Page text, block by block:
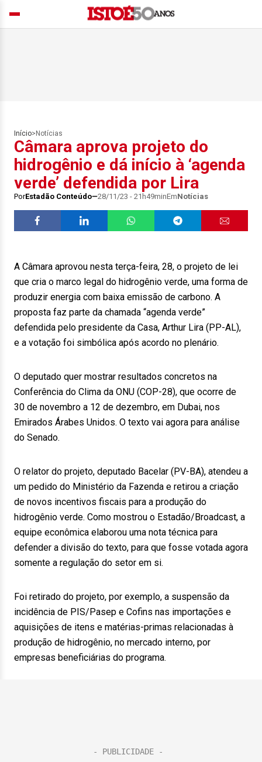
Início> Notícias
Câmara aprova projeto do
hidrogênio e dá início à ‘agenda
verde’ defendida por Lira
PorEstadão Conteúdo 28/11/23 - 21h49minEmNotícias
A Câmara aprovou nesta terça-feira, 28, o projeto de lei
que cria o marco legal do hidrogênio verde, uma forma de
produzir energia com baixa emissão de carbono. A
proposta faz parte da chamada “agenda verde”
defendida pelo presidente da Casa, Arthur Lira (PP-AL),
e a votação foi simbólica após acordo no plenário.
O deputado quer mostrar resultados concretos na
Conferência do Clima da ONU (COP-28), que ocorre de
30 de novembro a 12 de dezembro, em Dubai, nos
Emirados Árabes Unidos. O texto vai agora para análise
do Senado.
O relator do projeto, deputado Bacelar (PV-BA), atendeu a
um pedido do Ministério da Fazenda e retirou a criação
de novos incentivos fiscais para a produção do
hidrogênio verde. Como mostrou o Estadão/Broadcast, a
equipe econômica elaborou uma nota técnica para
defender a divisão do texto, para que fosse votada agora
somente a regulação do setor em si.
Foi retirado do projeto, por exemplo, a suspensão da
incidência de PIS/Pasep e Cofins nas importações e
aquisições de itens e matérias-primas relacionadas à
produção de hidrogênio, no mercado interno, por
empresas beneficiárias do programa.